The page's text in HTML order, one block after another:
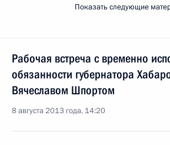
Показать следующие
Рабочая встреча с временно
обязанности губернатора
Вячеславом Шпортом
8 августа 2013 года, 14:20